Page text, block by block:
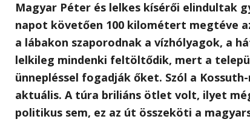
Magyar Péter és lelkes kísérői elindultak
napot követően 100 kilométert megtéve
a lábakon szaporodnak a vízhólyagok, a
lelkileg mindenki feltöltődik, mert a
ünnepléssel fogadják őket. Szól a
aktuális. A túra briliáns ötlet volt, ilyet
politikus sem, ez az út összeköti a